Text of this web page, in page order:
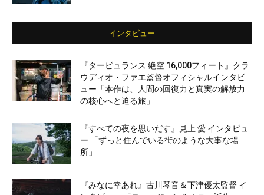
インタビュー
『タービュランス 絶空 16,000フィート』クラ
ウディオ・ファエ監督オフィシャルインタビ
ュー「本作は、人間の回復力と真実の解放力
の核心へと迫る旅」
『すべての夜を思いだす』見上 愛 インタビュ
ー 「ずっと住んでいる街のような大事な場
所」
『みなに幸あれ』古川琴音＆下津優太監督 イ